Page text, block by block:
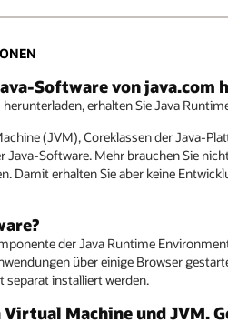
Software von java.com
erhalten Sie Java
(JVM), Coreklassen der Java-
Java-Software. Mehr brauchen Sie
Damit erhalten Sie aber keine
der Java Runtime
über einige Browser
installiert werden.
Machine und JVM.